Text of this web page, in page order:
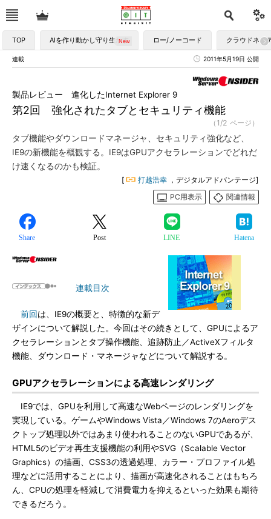
TOP AIを作り動かし守り生かす ロー/ノーコード クラウドネイ
連載 2011年5月19日 公開
第2回 強化されたタブとセキュリティ機能
製品レビュー 進化したInternet Explorer 9
（1/2 ページ）
タブ機能やダウンロードマネージャ、セキュリティ強化など、
IE9の新機能を概観する。IE9はGPUアクセラレーションでどれだ
け速くなるのかも検証。
[ 打越浩幸 ，デジタルアドバンテージ]
PC用表示
関連情報
Share Post LINE Hatena
連載目次
前回は、IE9の概要と、特徴的な新デ
ザインについて解説した。今回はその続きとして、GPUによるア
クセラレーションとタブ操作機能、追跡防止／ActiveXフィルタ
機能、ダウンロード・マネージャなどについて解説する。
GPUアクセラレーションによる高速レンダリング
IE9では、GPUを利用して高速なWebページのレンダリングを
実現している。ゲームやWindows Vista／Windows 7のAeroデス
クトップ処理以外ではあまり使われることのないGPUであるが、
HTML5のビデオ再生支援機能の利用やSVG（Scalable Vector
Graphics）の描画、CSS3の透過処理、カラー・プロファイル処
理などに活用することにより、描画が高速化されることはもちろ
ん、CPUの処理を軽減して消費電力を抑えるといった効果も期待
できるだろう。